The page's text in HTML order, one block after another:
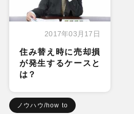
2017年03月17日
住み替え時に売却損
が発生するケースと
は？
ノウハウ/how to